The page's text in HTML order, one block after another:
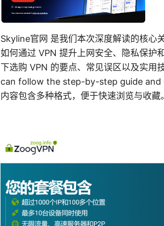
Skyline官网 是我们本次深度解读的核心
如何通过 VPN 提升上网安全、隐私保护
下选购 VPN 的要点、常见误区以及实
can follow the step-by-step guide and
内容包含多种格式，便于快速浏览与收藏。